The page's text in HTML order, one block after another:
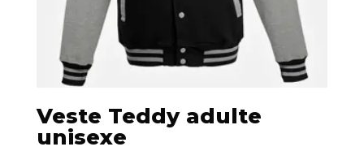
Veste Teddy adulte
unisexe